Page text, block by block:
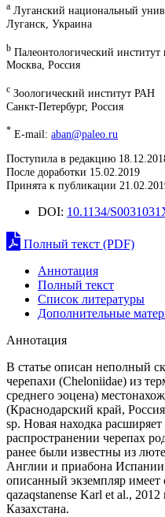
a Луганский национальный
Луганск, Украина
b Палеонтологический
Москва, Россия
c Зоологический институт РАН
Санкт-Петербург, Россия
* E-mail: aban@paleo.ru
Поступила в редакцию
После доработки 15.02.2019
Принята к публикации
DOI: 10.1134/
Полный текст (PDF)
Аннотация
Полный текст
Список литературы
Дополнительные
Аннотация
В статье описан неполный
черепахи (Cheloniidae) из
среднего эоцена)
(Краснодарский край,
sp. Новая находка
распространении черепах
ранее были известны из
Англии и приабона
описанный экземпляр
qazaqstanense Karl et al.,
Казахстана.